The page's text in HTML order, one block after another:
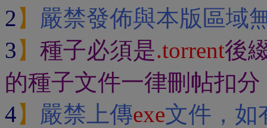
2 】 嚴禁發佈與本版區域
3 】 種子必須是.torrent後
的種子文件一律刪帖扣
4】 嚴禁上傳exe文件，如